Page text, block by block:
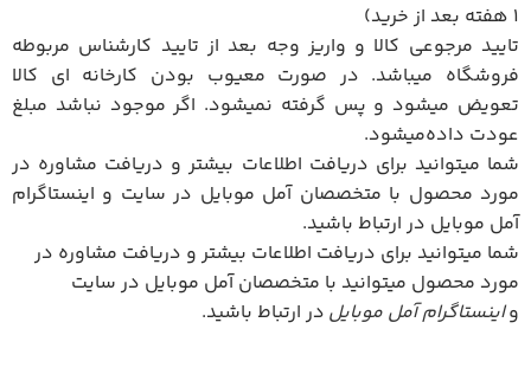
1 هفته بعد از خرید)
تایید مرجوعی کالا و واریز وجه بعد از تایید کارشناس مربوطه
فروشگاه میباشد. در صورت معیوب بودن کارخانه ای کالا
تعویض میشود و پس گرفته نمیشود. اگر موجود نباشد مبلغ
عودت داده‌میشود.
شما میتوانید برای دریافت اطلاعات بیشتر و دریافت مشاوره در
مورد محصول با متخصصان آمل موبایل در سایت و اینستاگرام
آمل موبایل در ارتباط باشید.
شما میتوانید برای دریافت اطلاعات بیشتر و دریافت مشاوره در
مورد محصول میتوانید با متخصصان آمل موبایل در سایت
واینستاگرام آمل موبایل در ارتباط باشید.